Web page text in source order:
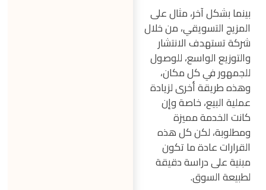
بينما بشكل آخر، مثال على
المزيج التسويقي، من خلال
شركة تستهدف الانتشار
والتوزيع الواسع، للوصول
للجمهور في كل مكان،
وهذه طريقة أخرى لزيادة
عملية البيع، خاصة وإن
كانت الخدمة مميزة
ومطلوبة، لكن كل هذه
القرارات عادة ما تكون
مبنية على دراسة دقيقة
لطبيعة السوق.